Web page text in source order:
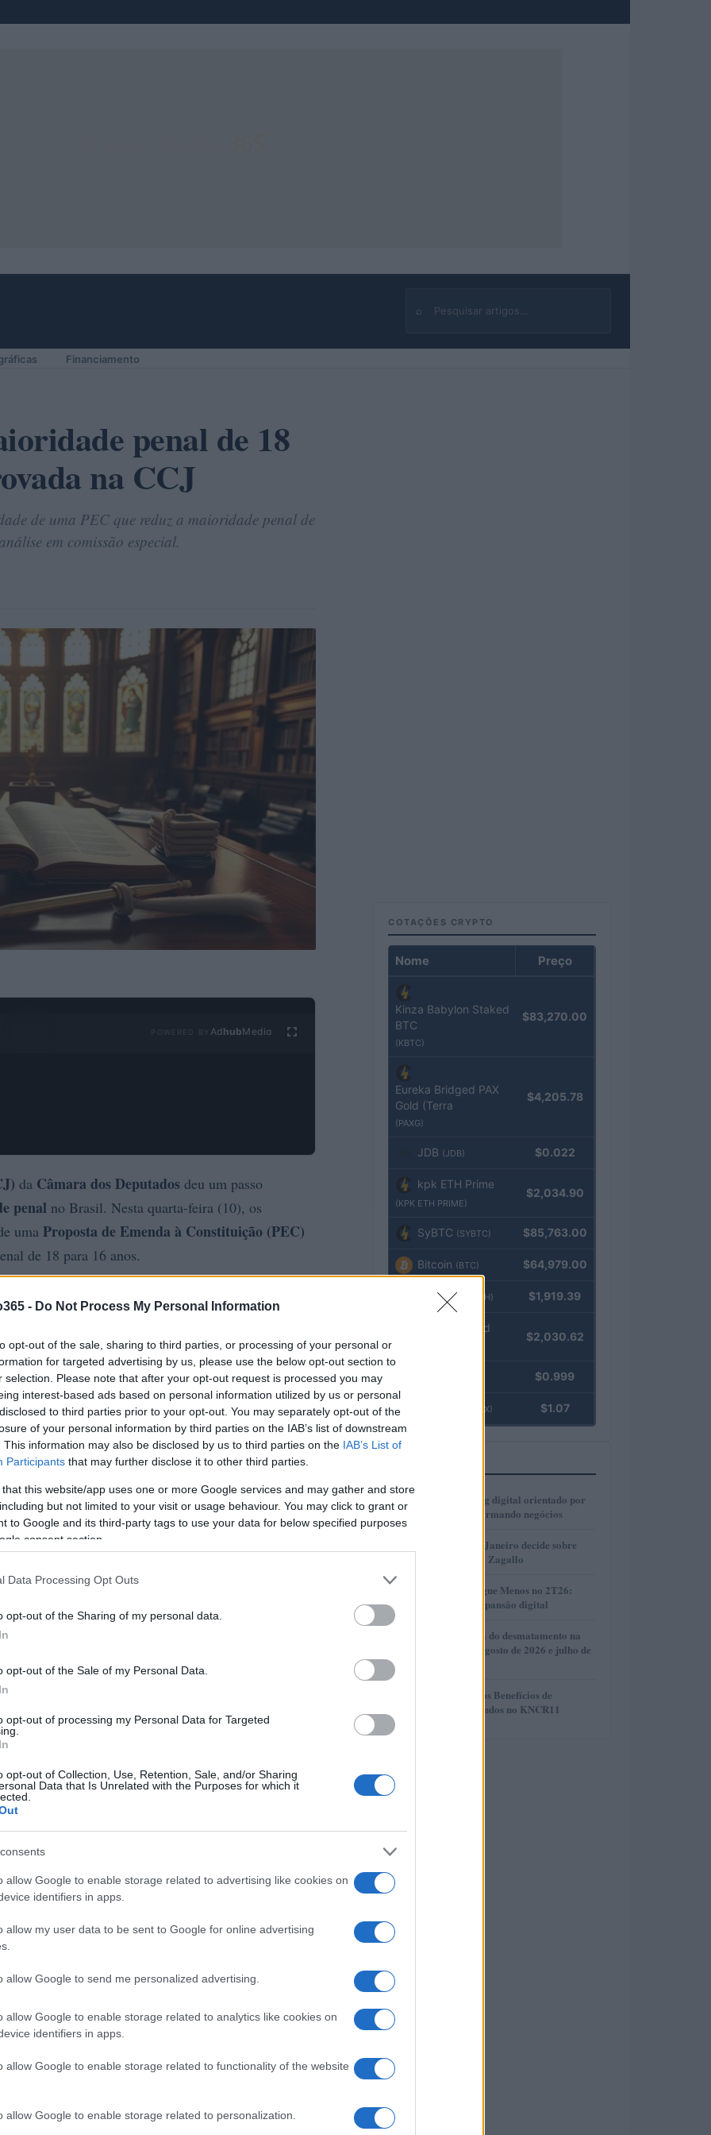
- Do Not Process My Personal Information
opt-out of the sale, sharing to third parties, or processing of your personal or
for targeted advertising by us, please use the below opt-out section to
selection. Please note that after your opt-out request is processed you may
interest-based ads based on personal information utilized by us or personal
to third parties prior to your opt-out. You may separately opt-out of the
of your personal information by third parties on the IAB’s list of downstream
This information may also be disclosed by us to third parties on the IAB’s List of
Participants that may further disclose it to other third parties.
that this website/app uses one or more Google services and may gather and store
but not limited to your visit or usage behaviour. You may click to grant or
to Google and its third-party tags to use your data for below specified purposes
consent section.
Data Processing Opt Outs
opt-out of the Sharing of my personal data.
opt-out of the Sale of my Personal Data.
opt-out of processing my Personal Data for Targeted
opt-out of Collection, Use, Retention, Sale, and/or Sharing
Data that Is Unrelated with the Purposes for which it
allow Google to enable storage related to advertising like cookies on
identifiers in apps.
allow my user data to be sent to Google for online advertising
allow Google to send me personalized advertising.
allow Google to enable storage related to analytics like cookies on
identifiers in apps.
allow Google to enable storage related to functionality of the website
allow Google to enable storage related to personalization.
⌕
Buscar
Financiamento
penal de 18
na CCJ
de uma PEC que reduz a maioridade penal de
em comissão especial.
Ad hubMedia
da Câmara dos Deputados deu um passo
penal no Brasil. Nesta quarta-feira (10), os
uma Proposta de Emenda à Constituição (PEC)
de 18 para 16 anos.
expressivo: 44 votos favoráveis e 18 contrários.
de umacomissão especialque será
de uma eventual votação em plenário.
Patriota (PSB-PE)
a partir de 16 anos possam responder
na CCJ não altera imediatamente a
da proposta.
especial pelo
menos 308 deputados em dois turnos de votação.
COTAÇÕES CRYPTO
Nome Preço
Kinza Babylon Staked
BTC
(KBTC)
$83,270.00
Eureka Bridged PAX
Gold (Terra
(PAXG)
$4,205.78
JDB (JDB) $0.022
kpk ETH Prime
(KPK ETH PRIME)
$2,034.90
SyBTC (SYBTC) $85,763.00
Bitcoin (BTC) $64,979.00
Ethereum (ETH) $1,919.39
kpk ETH Yield
$2,030.62
$0.999
(USDEX) $1.07
1
Como o marketing digital orientado por
dados está transformando negócios
2
Justiça do Rio de Janeiro decide sobre
divisão de bens de Zagallo
3
Resultados da Pague Menos no 2T26:
lucro, receita e expansão digital
Redução histórica do desmatamento na
Amazônia entre agosto de 2026 e julho de
Compreendendo os Benefícios de
Reinvestir Dividendos no KNCR11